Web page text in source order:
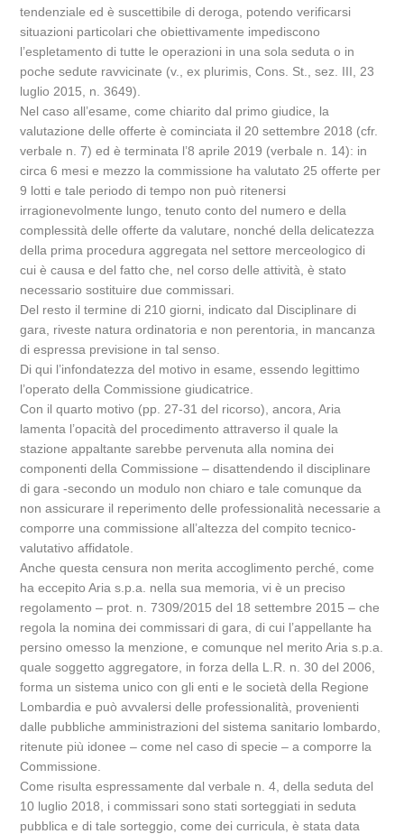
tendenziale ed è suscettibile di deroga, potendo verificarsi
situazioni particolari che obiettivamente impediscono
l’espletamento di tutte le operazioni in una sola seduta o in
poche sedute ravvicinate (v., ex plurimis, Cons. St., sez. III, 23
luglio 2015, n. 3649).
Nel caso all’esame, come chiarito dal primo giudice, la
valutazione delle offerte è cominciata il 20 settembre 2018 (cfr.
verbale n. 7) ed è terminata l’8 aprile 2019 (verbale n. 14): in
circa 6 mesi e mezzo la commissione ha valutato 25 offerte per
9 lotti e tale periodo di tempo non può ritenersi
irragionevolmente lungo, tenuto conto del numero e della
complessità delle offerte da valutare, nonché della delicatezza
della prima procedura aggregata nel settore merceologico di
cui è causa e del fatto che, nel corso delle attività, è stato
necessario sostituire due commissari.
Del resto il termine di 210 giorni, indicato dal Disciplinare di
gara, riveste natura ordinatoria e non perentoria, in mancanza
di espressa previsione in tal senso.
Di qui l’infondatezza del motivo in esame, essendo legittimo
l’operato della Commissione giudicatrice.
Con il quarto motivo (pp. 27-31 del ricorso), ancora, Aria
lamenta l’opacità del procedimento attraverso il quale la
stazione appaltante sarebbe pervenuta alla nomina dei
componenti della Commissione – disattendendo il disciplinare
di gara -secondo un modulo non chiaro e tale comunque da
non assicurare il reperimento delle professionalità necessarie a
comporre una commissione all’altezza del compito tecnico-
valutativo affidatole.
Anche questa censura non merita accoglimento perché, come
ha eccepito Aria s.p.a. nella sua memoria, vi è un preciso
regolamento – prot. n. 7309/2015 del 18 settembre 2015 – che
regola la nomina dei commissari di gara, di cui l’appellante ha
persino omesso la menzione, e comunque nel merito Aria s.p.a.
quale soggetto aggregatore, in forza della L.R. n. 30 del 2006,
forma un sistema unico con gli enti e le società della Regione
Lombardia e può avvalersi delle professionalità, provenienti
dalle pubbliche amministrazioni del sistema sanitario lombardo,
ritenute più idonee – come nel caso di specie – a comporre la
Commissione.
Come risulta espressamente dal verbale n. 4, della seduta del
10 luglio 2018, i commissari sono stati sorteggiati in seduta
pubblica e di tale sorteggio, come dei curricula, è stata data